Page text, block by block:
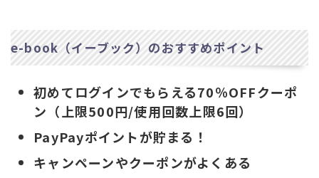
e-book（イーブック）のおすすめポイント
初めてログインでもらえる70％OFFクーポ
ン（上限500円/使用回数上限6回）
PayPayポイントが貯まる！
キャンペーンやクーポンがよくある